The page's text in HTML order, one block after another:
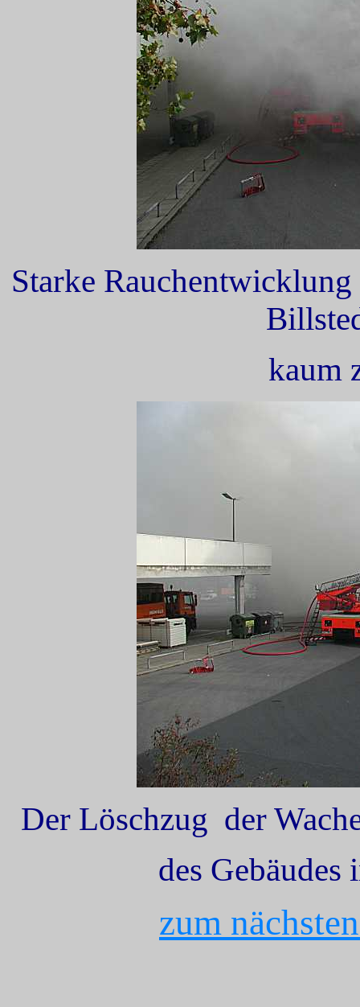
Starke
kaum
Der Löschzug der
des Gebäudes
zum